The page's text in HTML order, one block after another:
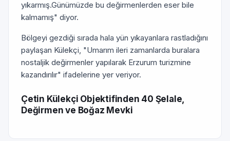
yıkarmış.Günümüzde bu değirmenlerden eser bile
kalmamış" diyor.
Bölgeyi gezdiği sırada hala yün yıkayanlara rastladığını
paylaşan Külekçi, "Umarım ileri zamanlarda buralara
nostaljik değirmenler yapılarak Erzurum turizmine
kazandırılır" ifadelerine yer veriyor.
Çetin Külekçi Objektifinden 40 Şelale,
Değirmen ve Boğaz Mevki